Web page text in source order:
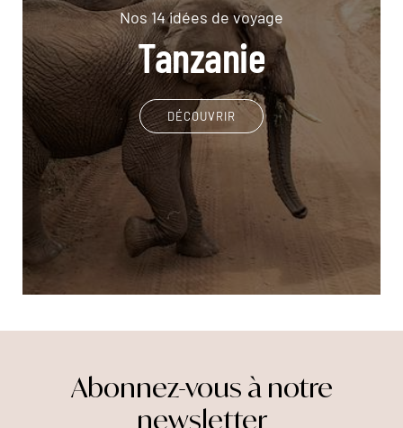
Nos 14 idées de voyage
Tanzanie
DÉCOUVRIR
Abonnez-vous à notre
newsletter